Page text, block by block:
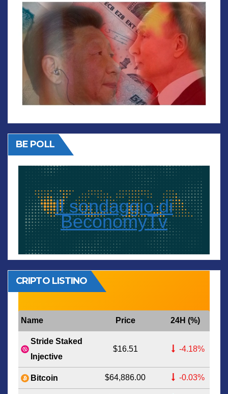
BE POLL
Il sondaggio di
BeconomyTv
CRIPTO LISTINO
Name Price 24H (%)
Stride Staked
Injective
$16.51 -4.18%
Bitcoin $64,886.00 -0.03%